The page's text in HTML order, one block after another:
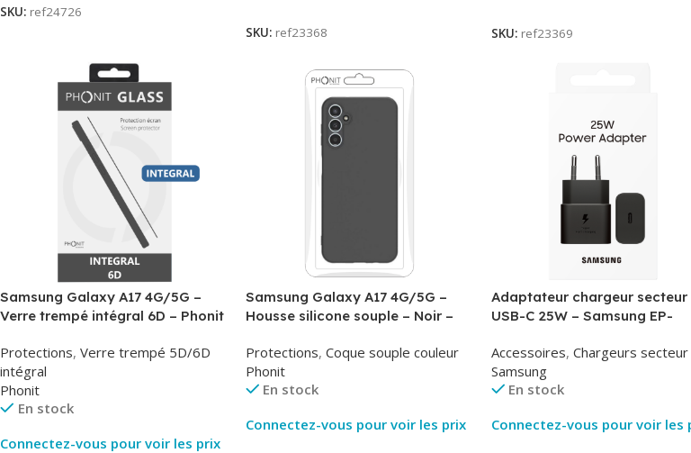
SKU: ref24726
SKU: ref23368 SKU: ref23369
Samsung Galaxy A17 4G/5G –
Verre trempé intégral 6D – Phonit
Protections, Verre trempé 5D/6D
intégral
Phonit
En stock
Connectez-vous pour voir les prix
Samsung Galaxy A17 4G/5G –
Housse silicone souple – Noir –
Protections, Coque souple couleur
Phonit
En stock
Connectez-vous pour voir les prix
Adaptateur chargeur secteur
USB-C 25W – Samsung EP-
Original
Accessoires, Chargeurs secteur
Samsung
En stock
Connectez-vous pour voir les